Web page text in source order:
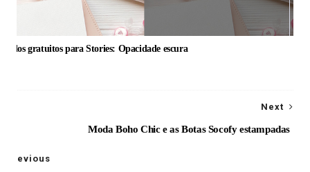
gratuitos para Stories: Opacidade escura
Next
Moda Boho Chic e as Botas Socofy estampadas
Previous